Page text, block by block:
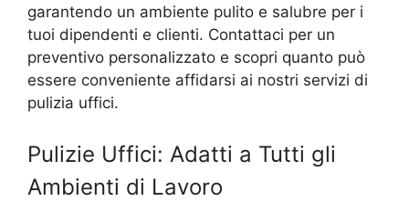
garantendo un ambiente pulito e salubre per i
tuoi dipendenti e clienti. Contattaci per un
preventivo personalizzato e scopri quanto può
essere conveniente affidarsi ai nostri servizi di
pulizia uffici.
Pulizie Uffici: Adatti a Tutti gli
Ambienti di Lavoro